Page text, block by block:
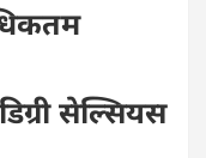
सेल्सियस